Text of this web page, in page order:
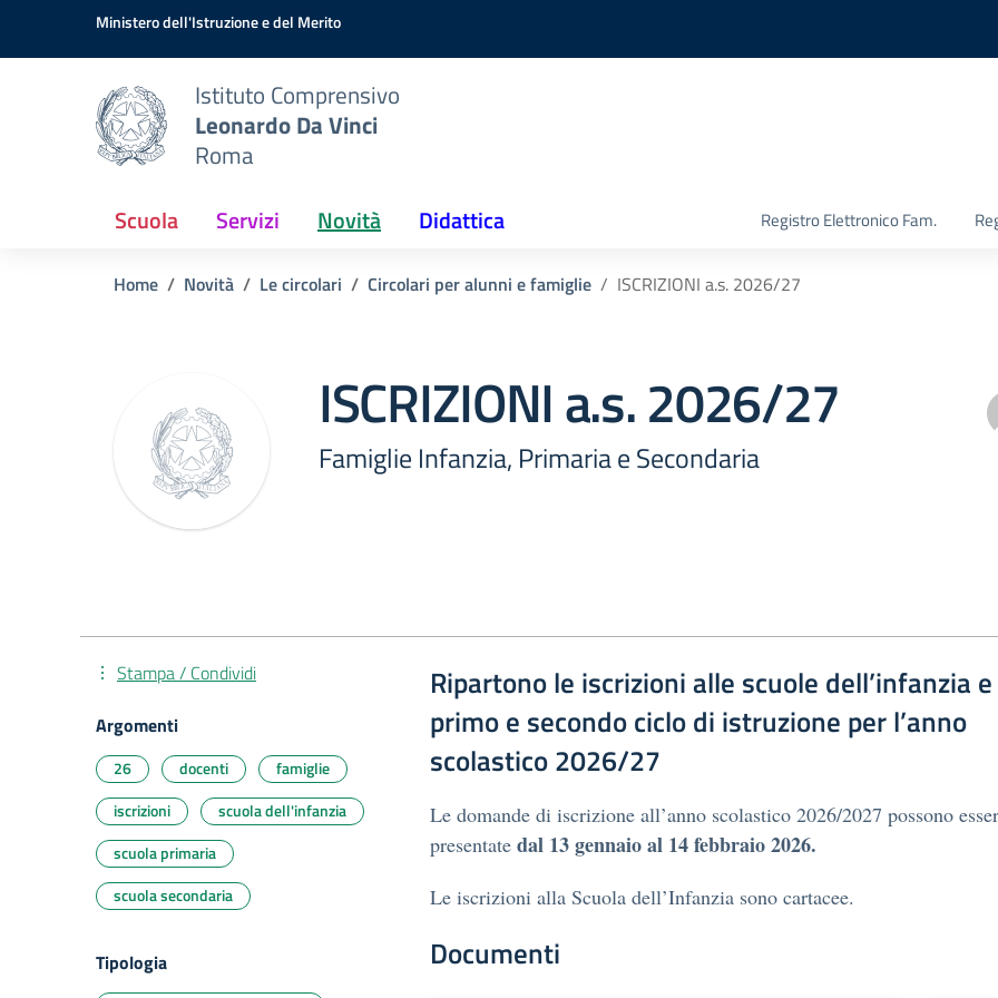
Vai ai contenuti
Vai al menu di navigazioneMinistero dell'Istruzione e del Merito
Istituto Comprensivo
Leonardo Da Vinci
Roma
Scuola Servizi Novità Didattica Registro Elettronico Fam.
Home Novità Le circolari Circolari per alunni e famiglie ISCRIZIONI a.s. 2026/27
ISCRIZIONI a.s. 2026/27
Famiglie Infanzia, Primaria e Secondaria
Ripartono le iscrizioni alle scuole dell’infanzia
primo e secondo ciclo di istruzione per l’anno
scolastico 2026/27
Le domande di iscrizione all’anno scolastico 2026/2027 possono
presentate dal 13 gennaio al 14 febbraio 2026.
Le iscrizioni alla Scuola dell’Infanzia sono cartacee.
Documenti
Stampa / Condividi
Argomenti
26 docenti
famiglie
iscrizioni
scuola dell'infanzia
scuola primaria
scuola secondaria
Tipologia